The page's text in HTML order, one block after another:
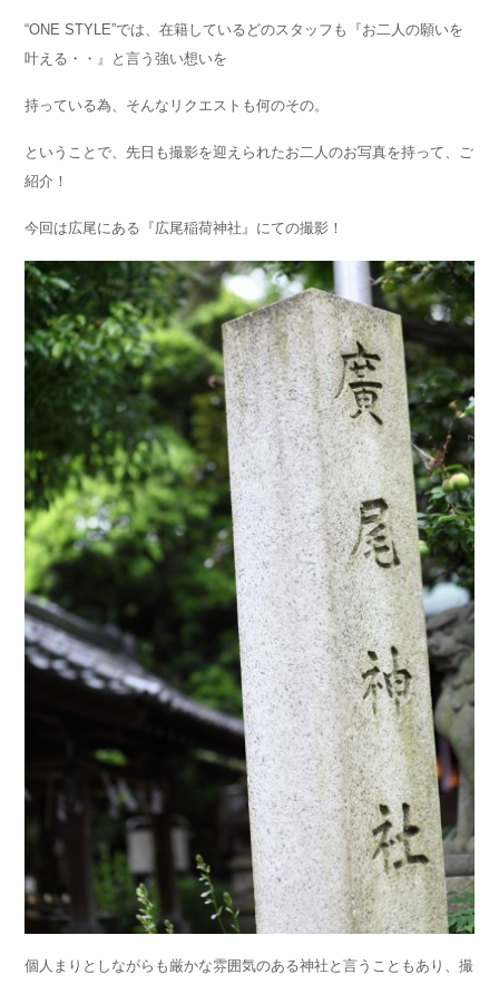
“ONE STYLE”では、在籍しているどのスタッフも『お二人の願いを
叶える・・』と言う強い想いを
持っている為、そんなリクエストも何のその。
ということで、先日も撮影を迎えられたお二人のお写真を持って、ご
紹介！
今回は広尾にある『広尾稲荷神社』にての撮影！
個人まりとしながらも厳かな雰囲気のある神社と言うこともあり、撮